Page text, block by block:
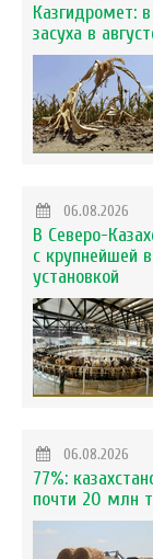
Казгидромет:
засуха в
06.08.2026
В Северо-
с крупнейшей
установкой
06.08.2026
77%:
почти 20 млн